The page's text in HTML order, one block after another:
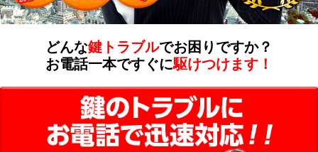
どんな鍵トラブルでお困りですか？
お電話一本ですぐに駆けつけます！